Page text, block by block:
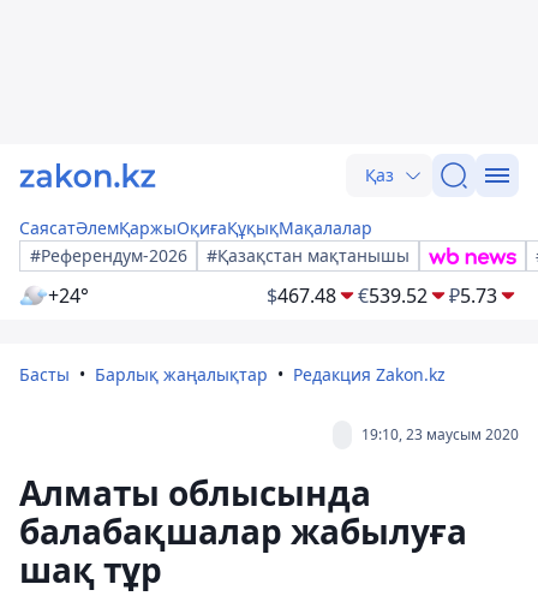
Қаз
СаясатӘлемҚаржыОқиғаҚұқықМақалалар
#Референдум-2026
#Қазақстан мақтанышы
+24° $467.48 €539.52 ₽5.73
Басты Барлық жаңалықтар Редакция Zakon.kz
19:10, 23 маусым 2020
Алматы облысында
балабақшалар жабылуға
шақ тұр